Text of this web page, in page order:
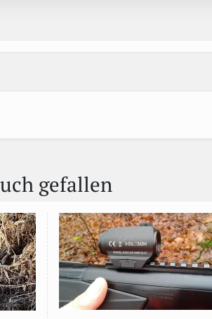
gefallen